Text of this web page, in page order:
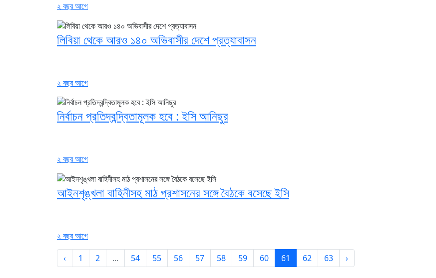
২ বছর আগে
লিবিয়া থেকে আরও ১৪০ অভিবাসীর দেশে প্রত্যাবাসন
২ বছর আগে
নির্বাচন প্রতিদ্বন্দ্বিতামূলক হবে : ইসি আনিছুর
২ বছর আগে
আইনশৃঙ্খলা বাহিনীসহ মাঠ প্রশাসনের সঙ্গে বৈঠকে বসেছে ইসি
২ বছর আগে
‹ 1 2 ... 54 55 56 57 58 59 60 61 62 63 ›